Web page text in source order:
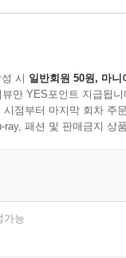
| 부동산 호재를 어
| 채무자와 실거주
가치만으로 초단기
| 재개발 물건은 어
는 건물지분의 실전
공유자에게 지분을 매
에서 중간다리가 되다
시 일반회원 50원, 마니
만 YES포인트 지급됩니
점부터 마지막 회차 주
ray, 패션 및 판매금지 상
가능